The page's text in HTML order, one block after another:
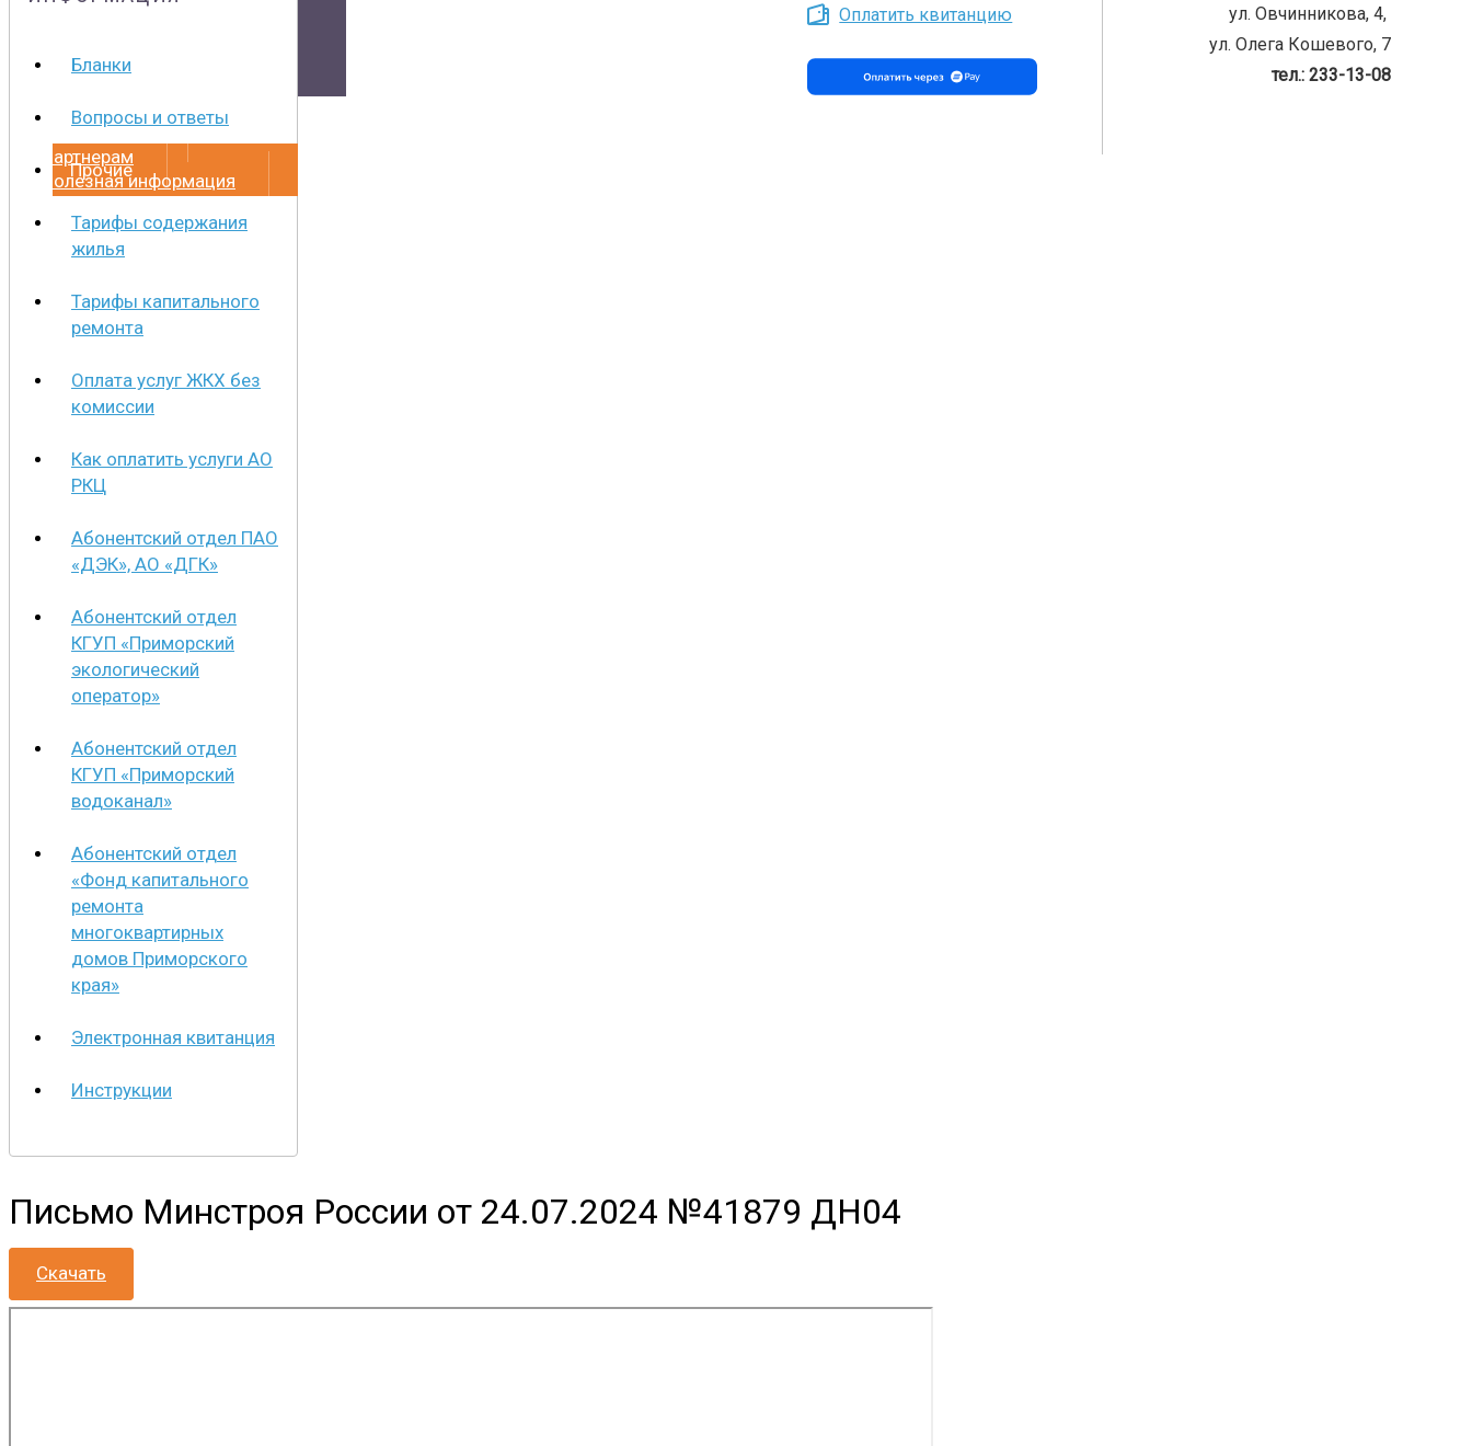
ул. Овчинникова, 4,
ул. Олега Кошевого, 7
тел.: 233-13-08
Оплатить квитанцию
Физическим лицам
Маркетплейс
Партнерам
Полезная информация
Бланки
Вопросы и ответы
Прочие
Тарифы содержания
жилья
Тарифы капитального
ремонта
Оплата услуг ЖКХ без
комиссии
Как оплатить услуги АО
РКЦ
Абонентский отдел ПАО
«ДЭК», АО «ДГК»
Абонентский отдел
КГУП «Приморский
экологический
оператор»
Абонентский отдел
КГУП «Приморский
водоканал»
Абонентский отдел
«Фонд капитального
ремонта
многоквартирных
домов Приморского
края»
Электронная квитанция
Инструкции
Письмо Минстроя России от 24.07.2024 №41879 ДН04
Скачать